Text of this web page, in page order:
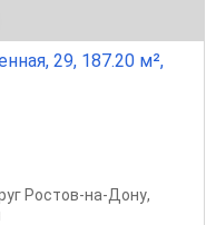
29, 187.20 м²,
Ростов-на-Дону,